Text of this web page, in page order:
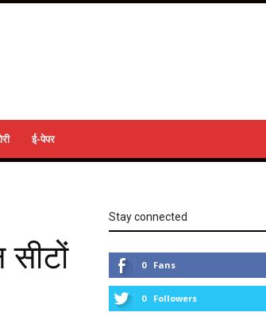
ई-पेपर
Stay connected
0 Fans
0 Followers